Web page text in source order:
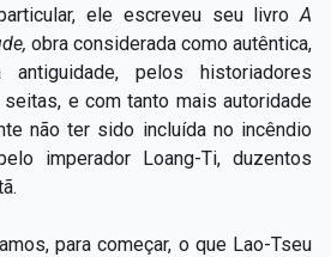
ele escreveu seu livro A
obra considerada como autêntica,
pelos historiadores
e com tanto mais autoridade
não ter sido incluída no incêndio
imperador Loang-Ti, duzentos
para começar, o que Lao-Tseu